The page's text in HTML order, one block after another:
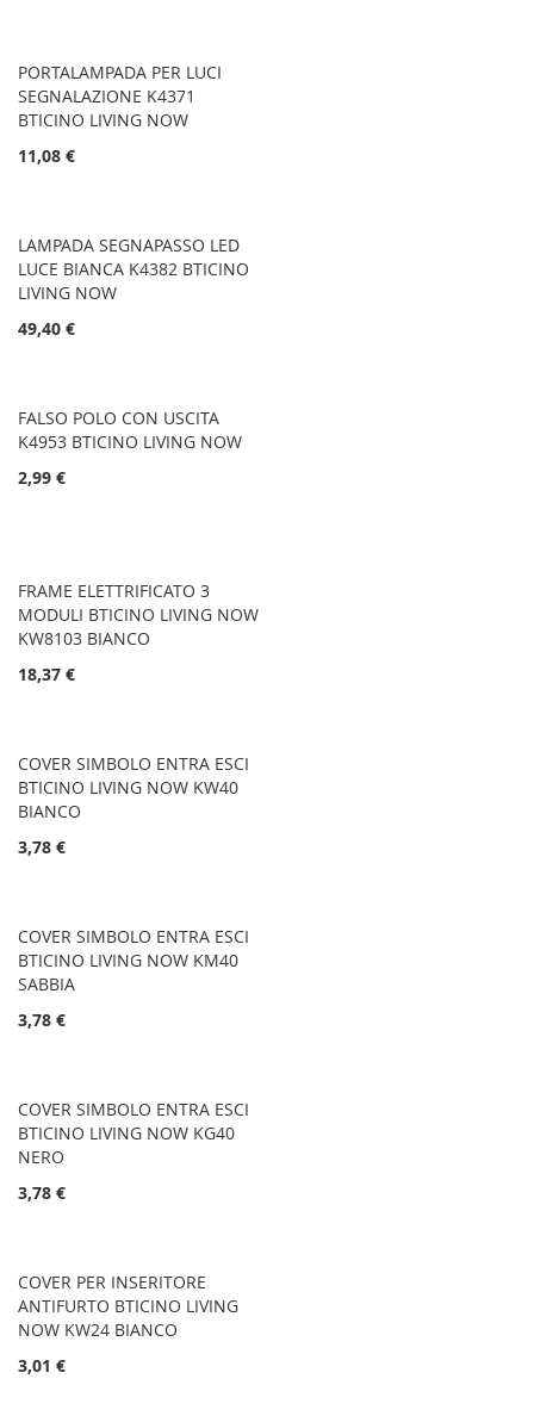
PORTALAMPADA PER LUCI
SEGNALAZIONE K4371
BTICINO LIVING NOW
11,08 €
LAMPADA SEGNAPASSO LED
LUCE BIANCA K4382 BTICINO
LIVING NOW
49,40 €
FALSO POLO CON USCITA
K4953 BTICINO LIVING NOW
2,99 €
FRAME ELETTRIFICATO 3
MODULI BTICINO LIVING NOW
KW8103 BIANCO
18,37 €
COVER SIMBOLO ENTRA ESCI
BTICINO LIVING NOW KW40
BIANCO
3,78 €
COVER SIMBOLO ENTRA ESCI
BTICINO LIVING NOW KM40
SABBIA
3,78 €
COVER SIMBOLO ENTRA ESCI
BTICINO LIVING NOW KG40
NERO
3,78 €
COVER PER INSERITORE
ANTIFURTO BTICINO LIVING
NOW KW24 BIANCO
3,01 €